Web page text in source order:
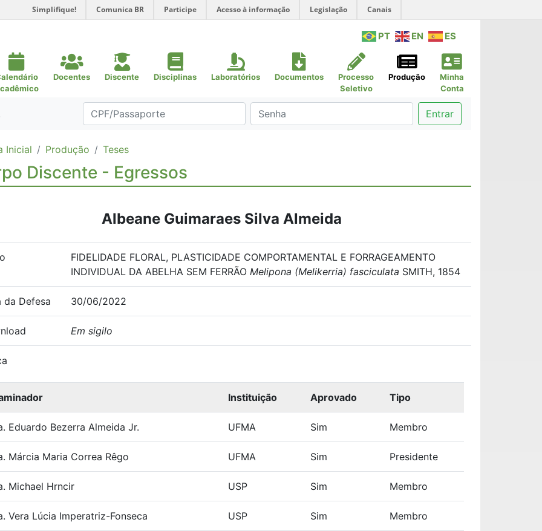
Simplifique! Comunica BR Participe Acesso à informação Legislação Canais
PT EN ES
Docentes Discente Disciplinas Laboratórios Documentos
Processo
Seletivo
Produção
Minha
Conta
Entrar
Inicial Produção Teses
Discente - Egressos
Albeane Guimaraes Silva Almeida
FIDELIDADE FLORAL, PLASTICIDADE COMPORTAMENTAL E FORRAGEAMENTO
INDIVIDUAL DA ABELHA SEM FERRÃO Melipona (Melikerria) fasciculata SMITH, 1854
da Defesa 30/06/2022
Em sigilo
Instituição Aprovado Tipo
Eduardo Bezerra Almeida Jr. UFMA Sim Membro
Márcia Maria Correa Rêgo UFMA Sim Presidente
Michael Hrncir USP Sim Membro
Vera Lúcia Imperatriz-Fonseca USP Sim Membro